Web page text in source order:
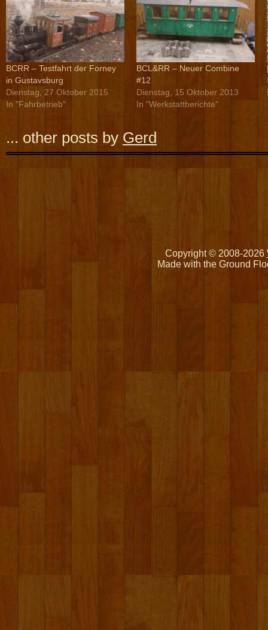
BCRR – Testfahrt der Forney
in Gustavsburg
Dienstag, 27 Oktober 2015
In "Fahrbetrieb"
BCL&RR – Neuer Combine
#12
Dienstag, 15 Oktober 2013
In "Werkstattberichte"
... other posts by Gerd
Copyright © 2008-2026
Made with the Ground